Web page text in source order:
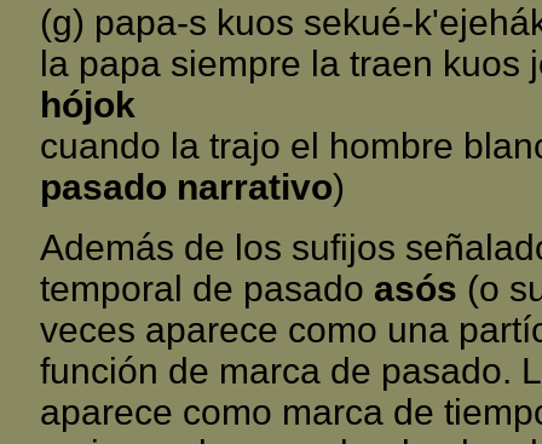
(g) papa-s kuos sekué-
la papa siempre la traen
hójok
cuando la trajo el hombre
pasado narrativo)
Además de los sufijos
temporal de pasado asós (o
veces aparece como una
función de marca de pasado.
aparece como marca de